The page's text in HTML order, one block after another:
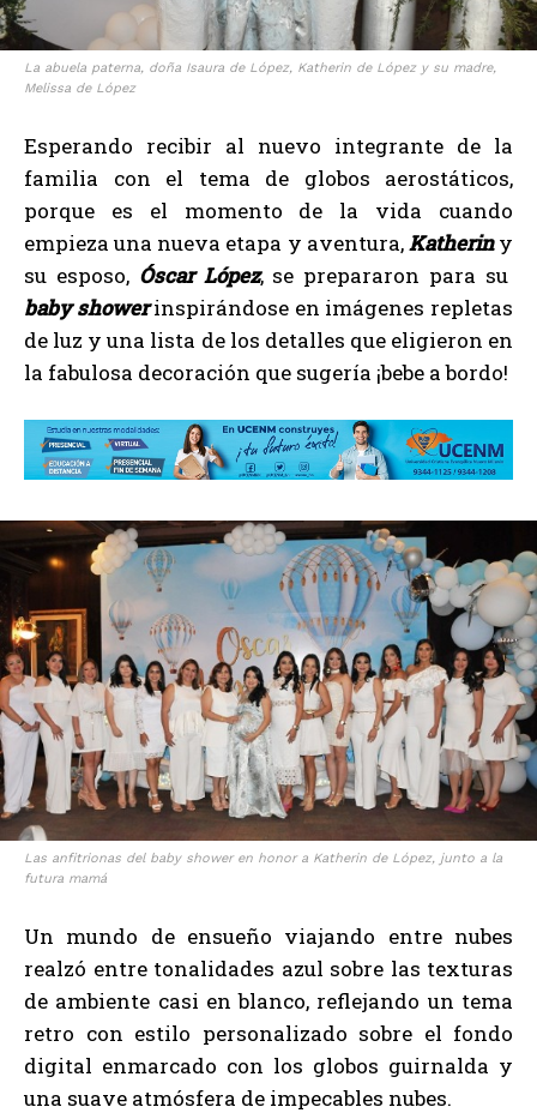
La abuela paterna, doña Isaura de López, Katherin de López y su madre,
Melissa de López
Esperando recibir al nuevo integrante de la
familia con el tema de globos aerostáticos,
porque es el momento de la vida cuando
empieza una nueva etapa y aventura,Katheriny
su esposo, Óscar López, se prepararon para su
baby shower inspirándose en imágenes repletas
de luz y una lista de los detalles que eligieron en
la fabulosa decoración que sugería ¡bebe a bordo!
Las anfitrionas del baby shower en honor a Katherin de López, junto a la
futura mamá
Un mundo de ensueño viajando entre nubes
realzó entre tonalidades azul sobre las texturas
de ambiente casi en blanco, reflejando un tema
retro con estilo personalizado sobre el fondo
digital enmarcado con los globos guirnalda y
una suave atmósfera de impecables nubes.